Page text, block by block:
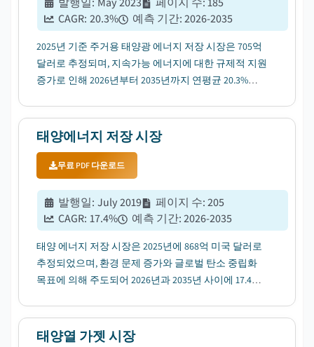
CAGR: 20.3% 예측 기간:2026-2035
2025년 기준 주거용 태양광 에너지 저장 시장은 705억
달러로 추정되며, 지속가능 에너지에 대한 규제적 지원
증가로 인해 2026년부터 2035년까지 연평균 20.3%의
태양에너지 저장 시장
무료 PDF 다운로드
발행일: July 2019 페이지 수:205
CAGR: 17.4% 예측 기간:2026-2035
태양 에너지 저장 시장은 2025년에 868억 미국 달러로
추정되었으며, 환경 문제 증가와 글로벌 탄소 중립화
목표에 의해 주도되어 2026년과 2035년 사이에 17.4%
태양열 가젯 시장